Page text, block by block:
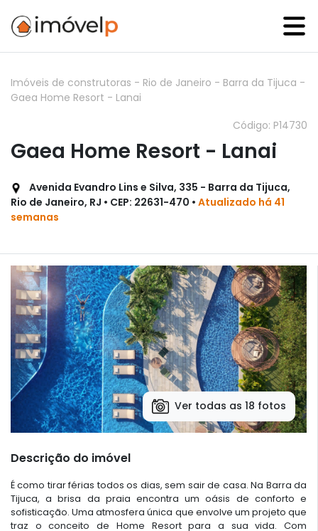
Imóveis de construtoras - Rio de Janeiro - Barra da Tijuca -
Gaea Home Resort - Lanai
Código: P14730
Gaea Home Resort - Lanai
Avenida Evandro Lins e Silva, 335 - Barra da Tijuca,
Rio de Janeiro, RJ • CEP: 22631-470 • Atualizado há 41
semanas
Ver todas as 18 fotos
Descrição do imóvel
É como tirar férias todos os dias, sem sair de casa. Na Barra da
Tijuca, a brisa da praia encontra um oásis de conforto e
sofisticação. Uma atmosfera única que envolve um projeto que
traz o conceito de Home Resort para a sua vida. Com